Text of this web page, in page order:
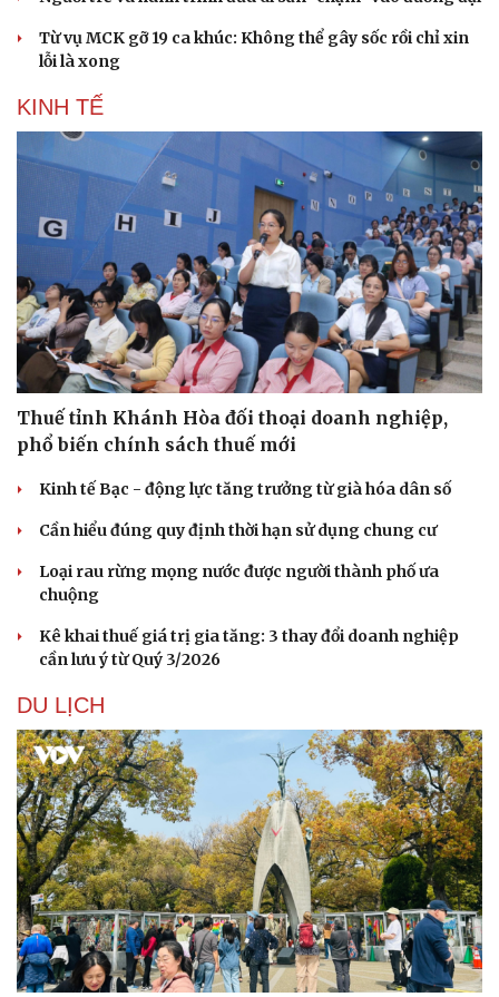
Vì cộng đồng
Chuyển đổi số
Từ vụ MCK gỡ 19 ca khúc: Không thể gây sốc rồi chỉ xin
lỗi là xong
KINH TẾ
Thuế tỉnh Khánh Hòa đối thoại doanh nghiệp,
phổ biến chính sách thuế mới
Kinh tế Bạc - động lực tăng trưởng từ già hóa dân số
Cần hiểu đúng quy định thời hạn sử dụng chung cư
Loại rau rừng mọng nước được người thành phố ưa
chuộng
Kê khai thuế giá trị gia tăng: 3 thay đổi doanh nghiệp
cần lưu ý từ Quý 3/2026
DU LỊCH